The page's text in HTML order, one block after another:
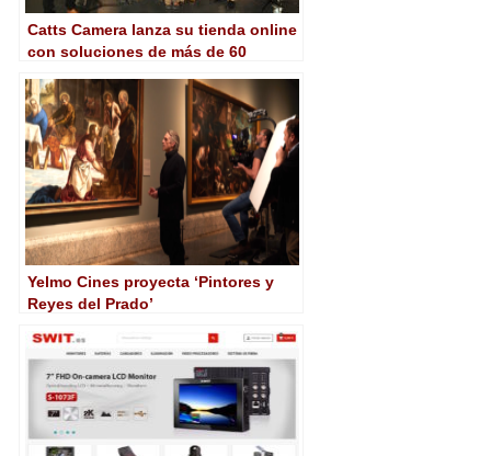
Catts Camera lanza su tienda online
con soluciones de más de 60
Yelmo Cines proyecta ‘Pintores y
Reyes del Prado’